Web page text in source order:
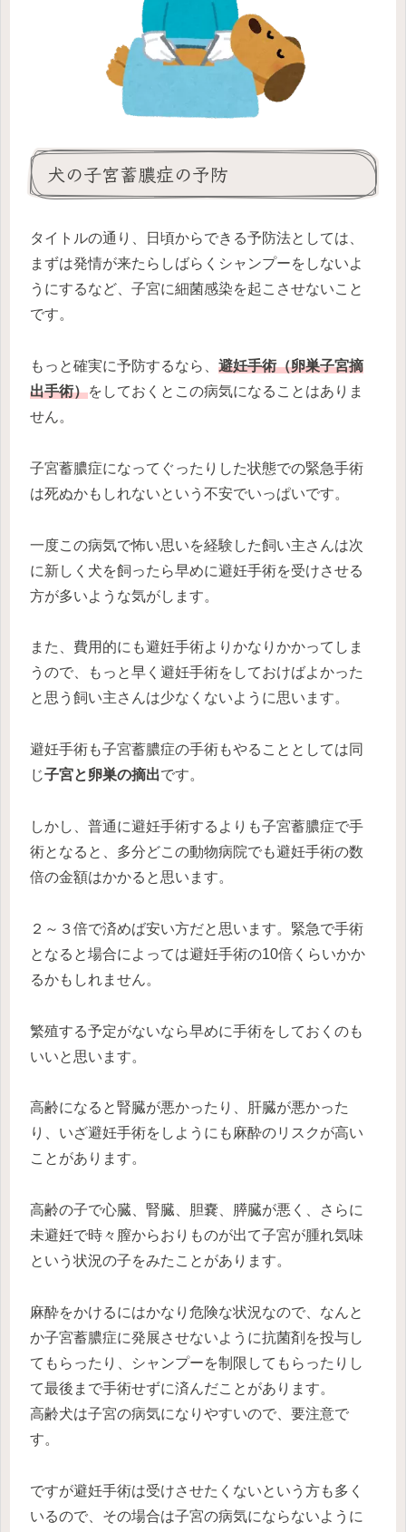
犬の子宮蓄膿症の予防
タイトルの通り、日頃からできる予防法としては、
まずは発情が来たらしばらくシャンプーをしないよ
うにするなど、子宮に細菌感染を起こさせないこと
です。
もっと確実に予防するなら、 避妊手術（卵巣子宮摘
出手術）をしておくとこの病気になることはありま
せん。
子宮蓄膿症になってぐったりした状態での緊急手術
は死ぬかもしれないという不安でいっぱいです。
一度この病気で怖い思いを経験した飼い主さんは次
に新しく犬を飼ったら早めに避妊手術を受けさせる
方が多いような気がします。
また、費用的にも避妊手術よりかなりかかってしま
うので、もっと早く避妊手術をしておけばよかった
と思う飼い主さんは少なくないように思います。
避妊手術も子宮蓄膿症の手術もやることとしては同
じ子宮と卵巣の摘出です。
しかし、普通に避妊手術するよりも子宮蓄膿症で手
術となると、多分どこの動物病院でも避妊手術の数
倍の金額はかかると思います。
２～３倍で済めば安い方だと思います。緊急で手術
となると場合によっては避妊手術の10倍くらいかか
るかもしれません。
繁殖する予定がないなら早めに手術をしておくのも
いいと思います。
高齢になると腎臓が悪かったり、肝臓が悪かった
り、いざ避妊手術をしようにも麻酔のリスクが高い
ことがあります。
高齢の子で心臓、腎臓、胆嚢、膵臓が悪く、さらに
未避妊で時々膣からおりものが出て子宮が腫れ気味
という状況の子をみたことがあります。
麻酔をかけるにはかなり危険な状況なので、なんと
か子宮蓄膿症に発展させないように抗菌剤を投与し
てもらったり、シャンプーを制限してもらったりし
て最後まで手術せずに済んだことがあります。
高齢犬は子宮の病気になりやすいので、要注意で
す。
ですが避妊手術は受けさせたくないという方も多く
いるので、その場合は子宮の病気にならないように